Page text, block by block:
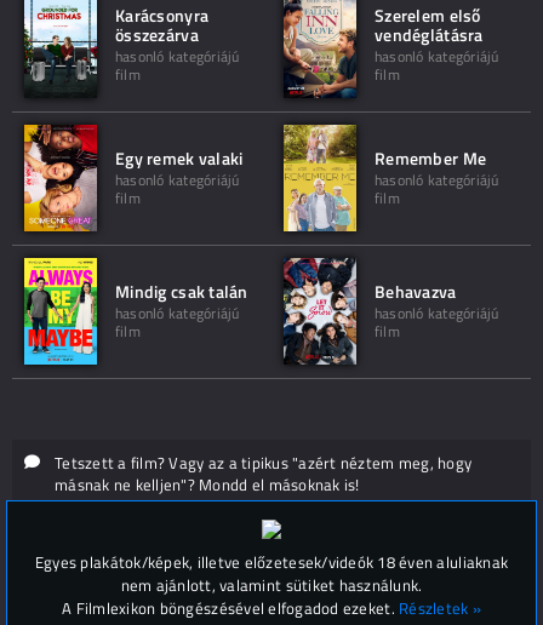
Karácsonyra
összezárva
hasonló kategóriájú
film
Szerelem első
vendéglátásra
hasonló kategóriájú
film
Egy remek valaki
hasonló kategóriájú
film
Remember Me
hasonló kategóriájú
film
Mindig csak talán
hasonló kategóriájú
film
Behavazva
hasonló kategóriájú
film
Tetszett a film? Vagy az a tipikus "azért néztem meg, hogy
másnak ne kelljen"? Mondd el másoknak is!
Hozzászólások (
Egyes plakátok/képek, illetve előzetesek/videók 18 éven aluliaknak
nem ajánlott, valamint sütiket használunk.
A Filmlexikon böngészésével elfogadod ezeket. Részletek »